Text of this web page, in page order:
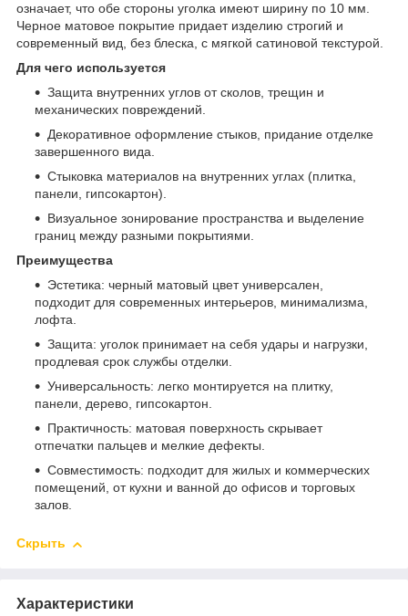
означает, что обе стороны уголка имеют ширину по 10 мм.
Черное матовое покрытие придает изделию строгий и
современный вид, без блеска, с мягкой сатиновой текстурой.
Для чего используется
Защита внутренних углов от сколов, трещин и
механических повреждений.
Декоративное оформление стыков, придание отделке
завершенного вида.
Стыковка материалов на внутренних углах (плитка,
панели, гипсокартон).
Визуальное зонирование пространства и выделение
границ между разными покрытиями.
Преимущества
Эстетика: черный матовый цвет универсален,
подходит для современных интерьеров, минимализма,
лофта.
Защита: уголок принимает на себя удары и нагрузки,
продлевая срок службы отделки.
Универсальность: легко монтируется на плитку,
панели, дерево, гипсокартон.
Практичность: матовая поверхность скрывает
отпечатки пальцев и мелкие дефекты.
Совместимость: подходит для жилых и коммерческих
помещений, от кухни и ванной до офисов и торговых
залов.
Скрыть
Характеристики